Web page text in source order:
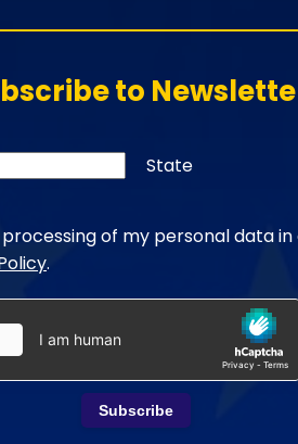
to
State
of my personal data
.
Subscribe